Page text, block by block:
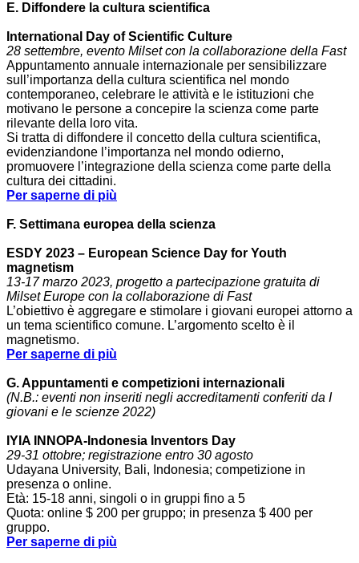
E. Diffondere la cultura scientifica
International Day of Scientific Culture
28 settembre, evento Milset con la collaborazione della Fast
Appuntamento annuale internazionale per sensibilizzare
sull’importanza della cultura scientifica nel mondo
contemporaneo, celebrare le attività e le istituzioni che
motivano le persone a concepire la scienza come parte
rilevante della loro vita.
Si tratta di diffondere il concetto della cultura scientifica,
evidenziandone l’importanza nel mondo odierno,
promuovere l’integrazione della scienza come parte della
cultura dei cittadini.
Per saperne di più
F. Settimana europea della scienza
ESDY 2023 – European Science Day for Youth
magnetism
13-17 marzo 2023, progetto a partecipazione gratuita di
Milset Europe con la collaborazione di Fast
L’obiettivo è aggregare e stimolare i giovani europei attorno a
un tema scientifico comune. L’argomento scelto è il
magnetismo.
Per saperne di più
G. Appuntamenti e competizioni internazionali
(N.B.: eventi non inseriti negli accreditamenti conferiti da I
giovani e le scienze 2022)
IYIA INNOPA-Indonesia Inventors Day
29-31 ottobre; registrazione entro 30 agosto
Udayana University, Bali, Indonesia; competizione in
presenza o online.
Età: 15-18 anni, singoli o in gruppi fino a 5
Quota: online $ 200 per gruppo; in presenza $ 400 per
gruppo.
Per saperne di più